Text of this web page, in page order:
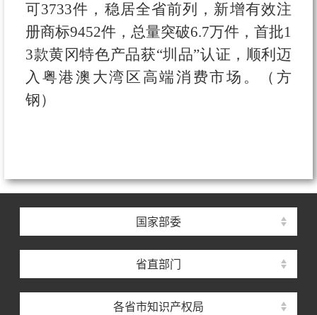
可3733件，稳居全省前列，新增有效注
册商标9452件，总量突破6.7万件，首批1
3款黄冈特色产品获“圳品”认证，顺利迈
入粤港澳大湾区高端消费市场。（方
钢）
国家部委
省直部门
各省市知识产权局